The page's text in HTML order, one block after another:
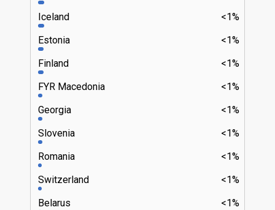
<1%
Iceland
<1%
Estonia
<1%
Finland
<1%
FYR Macedonia
<1%
Georgia
<1%
Slovenia
<1%
Romania
<1%
Switzerland
<1%
Belarus